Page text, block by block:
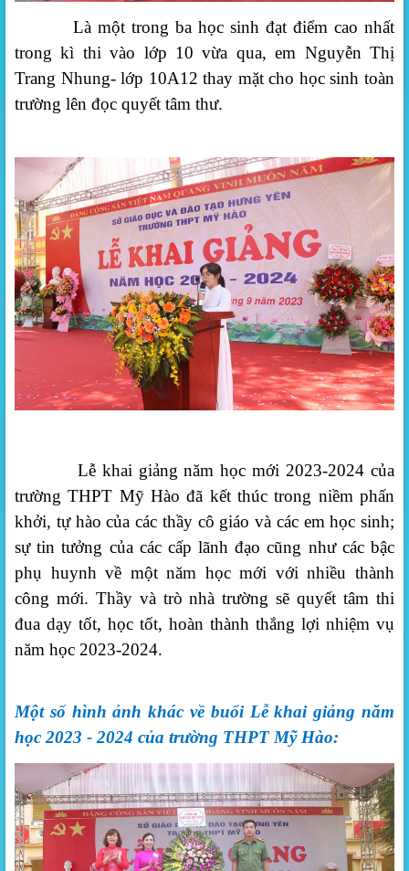
Là một trong ba học sinh đạt điểm cao nhất
trong kì thi vào lớp 10 vừa qua, em Nguyễn Thị
Trang Nhung-lớp 10A12 thay mặt cho học sinh toàn
trường lên đọc quyết tâm thư.
Lễ khai giảng năm học mới 2023-2024 của
trường THPT Mỹ Hào đã kết thúc trong niềm phấn
khởi, tự hào của các thầy cô giáo và các em học sinh;
sự tin tưởng của các cấp lãnh đạo cũng như các bậc
phụ huynh về một năm học mới với nhiều thành
công mới. Thầy và trò nhà trường sẽ quyết tâm thi
đua dạy tốt, học tốt, hoàn thành thắng lợi nhiệm vụ
năm học 2023-2024.
Một số hình ảnh khác về buổi Lễ khai giảng năm
học 2023 - 2024 của trường THPT Mỹ Hào: